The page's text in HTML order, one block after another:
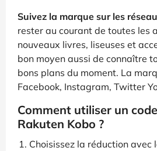
Suivez la marque sur les
rester au courant de toutes les
nouveaux livres, liseuses et
bon moyen aussi de connaître
bons plans du moment. La
Facebook, Instagram, Twitter
Comment utiliser un
Rakuten Kobo ?
Choisissez la réduction avec